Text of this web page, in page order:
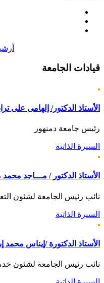
قيادات الجامعة
الأستاذ الدكتور/ إلهامى على
رئيس جامعة دمنهور
السيرة الذاتية
الأستاذ الدكتور / مـــاجد
نائب رئيس الجامعة لشئون
السيرة الذاتية
الأستاذ الدكتورة /إيناس
نائب رئيس الجامعة لشئون